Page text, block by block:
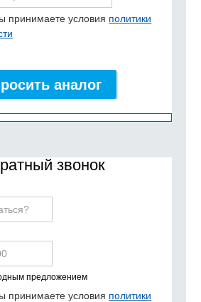
принимаете условия политики
аналог
звонок
предложением
принимаете условия политики